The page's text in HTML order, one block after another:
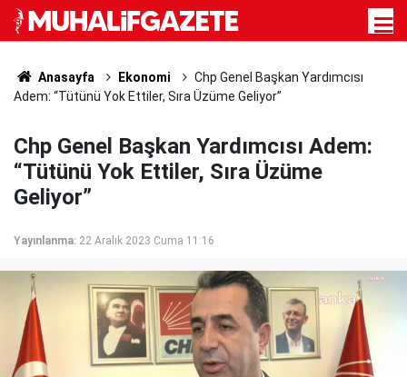
Anasayfa Ekonomi
Chp Genel Başkan Yardımcısı
Adem: “Tütünü Yok Ettiler, Sıra Üzüme Geliyor”
Chp Genel Başkan Yardımcısı Adem:
“Tütünü Yok Ettiler, Sıra Üzüme
Geliyor”
Yayınlanma: 22 Aralık 2023 Cuma 11:16